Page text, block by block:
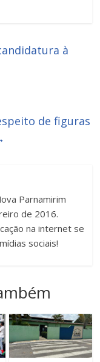
à
de figuras
Parnamirim
de 2016.
na internet se
sociais!